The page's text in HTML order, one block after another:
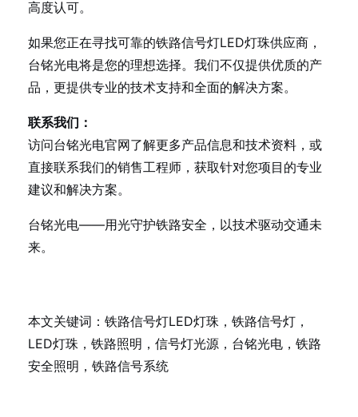
高度认可。
如果您正在寻找可靠的铁路信号灯LED灯珠供应商，
台铭光电将是您的理想选择。我们不仅提供优质的产
品，更提供专业的技术支持和全面的解决方案。
联系我们：
访问台铭光电官网了解更多产品信息和技术资料，或
直接联系我们的销售工程师，获取针对您项目的专业
建议和解决方案。
台铭光电——用光守护铁路安全，以技术驱动交通未
来。
本文关键词：铁路信号灯LED灯珠，铁路信号灯，
LED灯珠，铁路照明，信号灯光源，台铭光电，铁路
安全照明，铁路信号系统